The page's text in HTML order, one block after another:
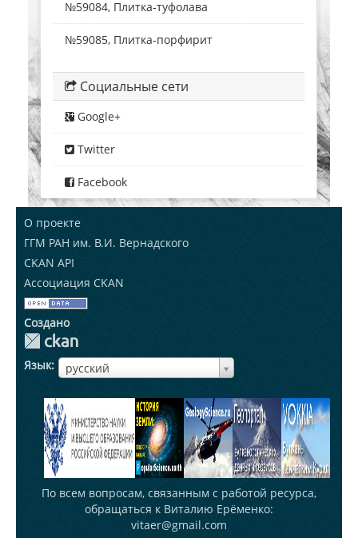
№59084, Плитка-туфолава
№59085, Плитка-порфирит
Социальные сети
Google+
Twitter
Facebook
О проекте
ГГМ РАН им. В.И. Вернадского
CKAN API
Ассоциация CKAN
Создано
Язык русский
ЯзыкЯзык
По всем вопросам, связанным с работой ресурса,
обращаться к Виталию Ерёменко:
vitaer@gmail.com